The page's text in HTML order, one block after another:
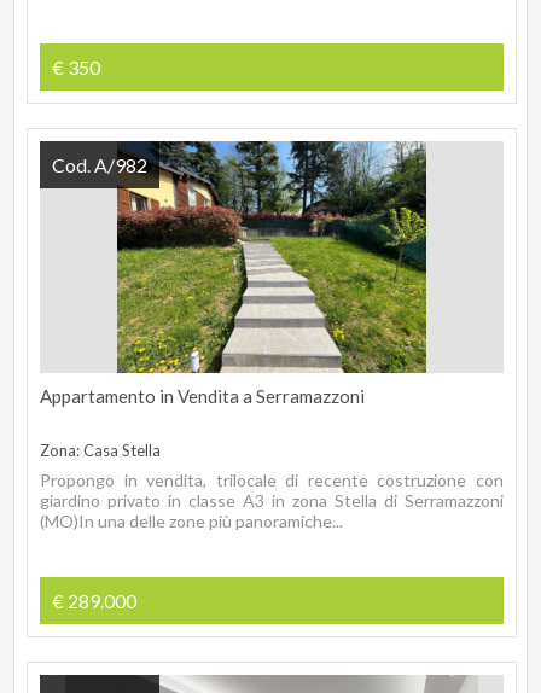
€ 350
Appartamento in Vendita a Serramazzoni
Zona: Casa Stella
Propongo in vendita, trilocale di recente costruzione con
giardino privato in classe A3 in zona Stella di Serramazzoni
(MO)In una delle zone più panoramiche...
€ 289.000
Cod. A/982